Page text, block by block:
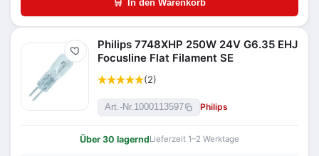
🛒 In den Warenkorb
Merken
Philips 7748XHP 250W 24V G6.35 EHJ
Focusline Flat Filament SE
(2)
Art.-Nr.1000113597 Philips
Über 30 lagerndLieferzeit 1–2 Werktage